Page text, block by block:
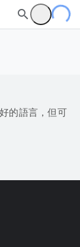
的語言，但可